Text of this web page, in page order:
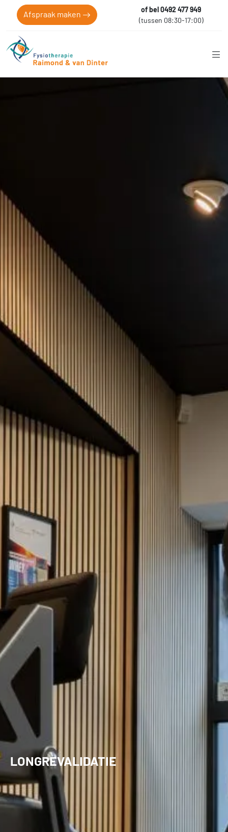
Afspraak maken
of bel 0492 477 949
(tussen 08:30-17:00)
LONGREVALIDATIE